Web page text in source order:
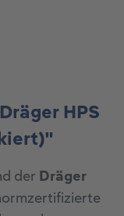
HPS
der Dräger